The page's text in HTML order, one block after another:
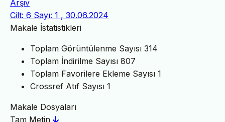
Arşiv
Cilt: 6 Sayı: 1 , 30.06.2024
Makale İstatistikleri
Toplam Görüntülenme Sayısı 314
Toplam İndirilme Sayısı 807
Toplam Favorilere Ekleme Sayısı 1
Crossref Atıf Sayısı 1
Makale Dosyaları
Tam Metin